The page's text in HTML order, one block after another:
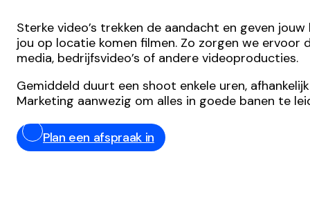
Sterke video’s trekken de aandacht en geven
jou op locatie komen filmen. Zo zorgen we
media, bedrijfsvideo’s of andere videoproducties.
Gemiddeld duurt een shoot enkele uren,
Marketing aanwezig om alles in goede banen te
Plan een afspraak in